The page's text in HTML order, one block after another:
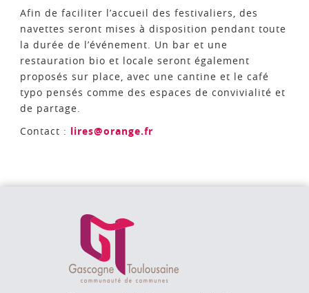
Afin de faciliter l’accueil des festivaliers, des
navettes seront mises à disposition pendant toute
la durée de l’événement. Un bar et une
restauration bio et locale seront également
proposés sur place, avec une cantine et le café
typo pensés comme des espaces de convivialité et
de partage.
Contact : lires@orange.fr